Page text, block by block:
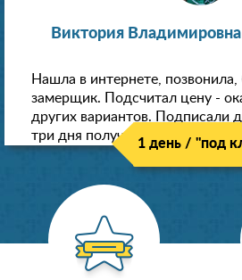
Виктория
Нашла в интернете,
замерщик. Подсчитал цену -
других вариантов. Подписали
три дня получили новые
1 день / "под